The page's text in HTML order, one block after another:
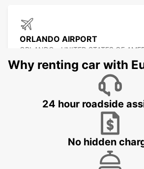
ORLANDO AIRPORT
ORLANDO - UNITED STATES OF
TAMPA - UNITED STATES OF AMERICA
Why renting car with
24 hour roadside
No hidden